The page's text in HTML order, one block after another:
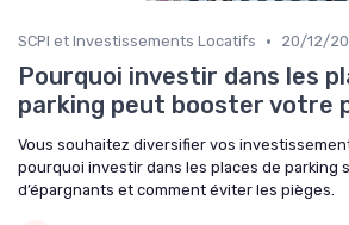
SCPI et Investissements Locatifs • 20/12/
Pourquoi investir dans les
parking peut booster votre
Vous souhaitez diversifier vos
pourquoi investir dans les places de parking
d’épargnants et comment éviter les pièges.